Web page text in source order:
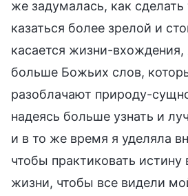
же задумалась, как сделать
казаться более зрелой и
касается жизни-вхождения,
больше Божьих слов,
разоблачают природу-
надеясь больше узнать и
и в то же время я уделяла
чтобы практиковать истину
жизни, чтобы все видели